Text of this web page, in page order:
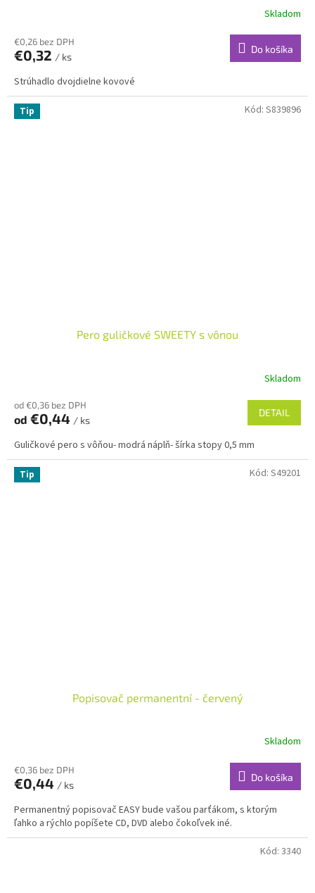
Skladom
€0,26 bez DPH
€0,32 / ks
Do košíka
Strúhadlo dvojdielne kovové
Tip
Pero guličkové SWEETY s vônou
Skladom
od €0,36 bez DPH
od €0,44 / ks
DETAIL
Guličkové pero s vôňou- modrá náplň- šírka stopy 0,5 mm
Kód: S839896
Tip
Popisovač permanentní - červený
Skladom
€0,36 bez DPH
€0,44 / ks
Do košíka
Permanentný popisovač EASY bude vašou parťákom, s ktorým
ľahko a rýchlo popíšete CD, DVD alebo čokoľvek iné.
Kód: S49201
Kód: 3340